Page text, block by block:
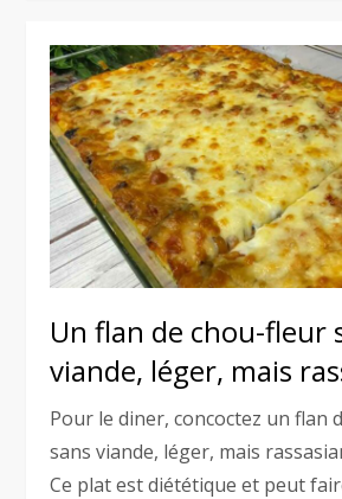
Un flan de chou-fleur
viande, léger, mais
Pour le diner, concoctez un flan
sans viande, léger, mais
Ce plat est diététique et peut